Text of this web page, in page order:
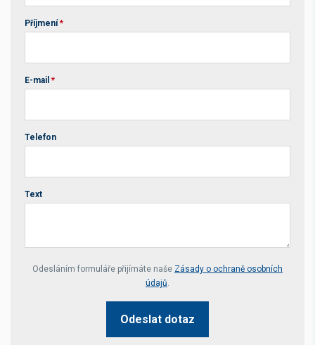
Příjmení *
E-mail *
Telefon
Text
Your website *
Odesláním formuláře přijímáte naše Zásady o ochraně osobních
údajů.
Odeslat dotaz